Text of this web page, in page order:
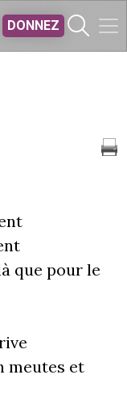
DONNEZ
que pour le
meutes et